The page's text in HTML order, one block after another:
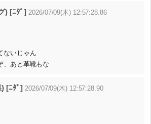
) [ﾆﾀﾞ] 2026/07/09(木) 12:57:28.86
ないじゃん
、あと革靴もな
[ﾆﾀﾞ] 2026/07/09(木) 12:57:28.90